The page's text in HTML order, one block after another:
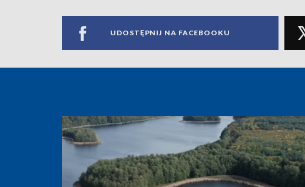
UDOSTĘPNIJ NA FACEBOOKU